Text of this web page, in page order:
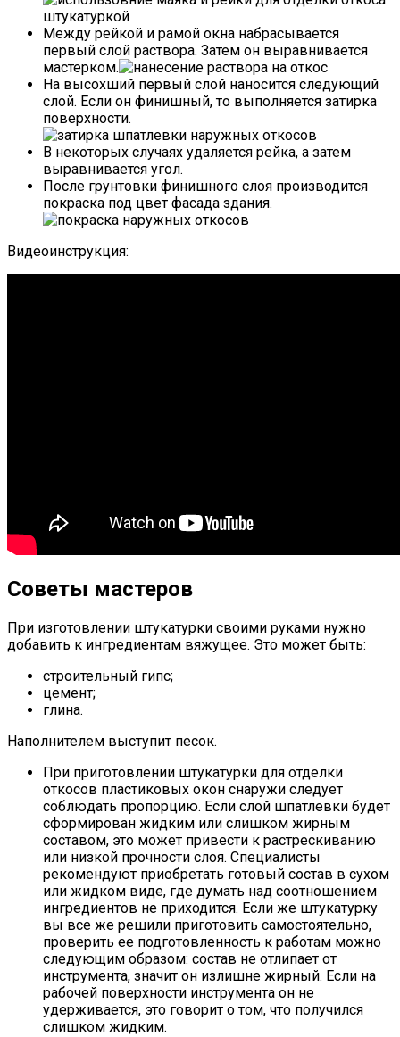
Между рейкой и рамой окна набрасывается
первый слой раствора. Затем он выравнивается
мастерком.
На высохший первый слой наносится следующий
слой. Если он финишный, то выполняется затирка
поверхности.
В некоторых случаях удаляется рейка, а затем
выравнивается угол.
После грунтовки финишного слоя производится
покраска под цвет фасада здания.
Видеоинструкция:
Советы мастеров
При изготовлении штукатурки своими руками нужно
добавить к ингредиентам вяжущее. Это может быть:
строительный гипс;
цемент;
глина.
Наполнителем выступит песок.
При приготовлении штукатурки для отделки
откосов пластиковых окон снаружи следует
соблюдать пропорцию. Если слой шпатлевки будет
сформирован жидким или слишком жирным
составом, это может привести к растрескиванию
или низкой прочности слоя. Специалисты
рекомендуют приобретать готовый состав в сухом
или жидком виде, где думать над соотношением
ингредиентов не приходится. Если же штукатурку
вы все же решили приготовить самостоятельно,
проверить ее подготовленность к работам можно
следующим образом: состав не отлипает от
инструмента, значит он излишне жирный. Если на
рабочей поверхности инструмента он не
удерживается, это говорит о том, что получился
слишком жидким.